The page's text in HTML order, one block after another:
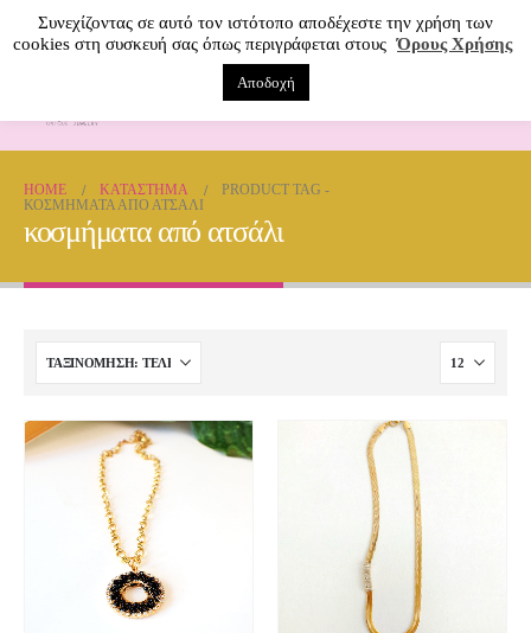
HOME ΚΑΤΆΣΤΗΜΑ
PRODUCT TAG -
ΚΟΣΜΉΜΑΤΑ ΑΠΌ ΑΤΣΆΛΙ
κοσμήματα από ατσάλι
Συνεχίζοντας σε αυτό τον ιστότοπο αποδέχεστε την χρήση των
cookies στη συσκευή σας όπως περιγράφεται στους Όρους Χρήσης
Αποδοχή